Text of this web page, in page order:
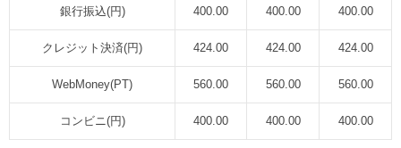
銀行振込(円) 400.00 400.00 400.00
クレジット決済(円) 424.00 424.00 424.00
WebMoney(PT) 560.00 560.00 560.00
コンビニ(円) 400.00 400.00 400.00